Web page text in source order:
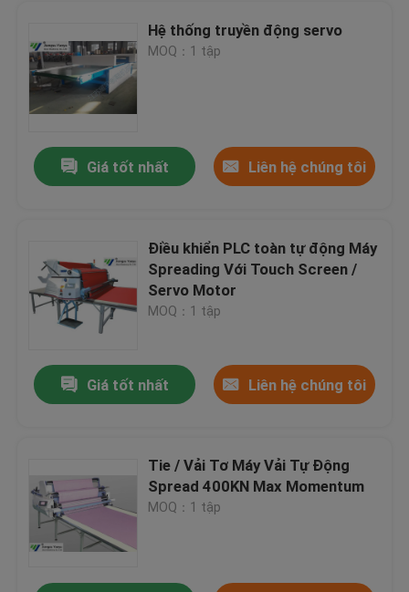
Hệ thống truyền động servo
MOQ：1 tập
Giá tốt nhất Liên hệ chúng tôi
Điều khiển PLC toàn tự động Máy
Spreading Với Touch Screen /
Servo Motor
MOQ：1 tập
Giá tốt nhất Liên hệ chúng tôi
Tie / Vải Tơ Máy Vải Tự Động
Spread 400KN Max Momentum
MOQ：1 tập